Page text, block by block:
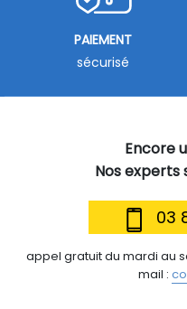
Encore
Nos experts
03
appel gratuit du mardi au
mail :
PAIEMENT
sécurisé